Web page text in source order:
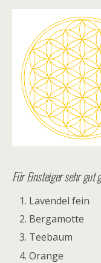
Für Einsteiger sehr gut
Lavendel fein
Bergamotte
Teebaum
Orange